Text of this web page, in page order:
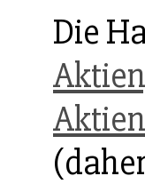
Die
Aktien